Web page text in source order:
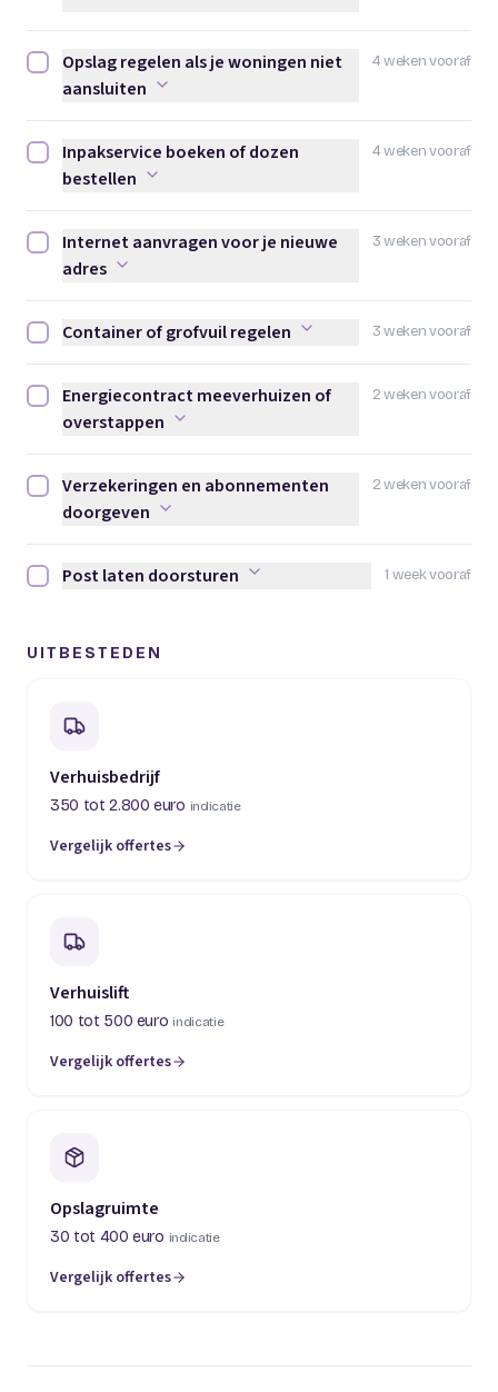
4 weken vooraf
Opslag regelen als je woningen niet aansluiten afvinken
Opslag regelen als je woningen niet
aansluiten
4 weken vooraf
Inpakservice boeken of dozen bestellen afvinken
Inpakservice boeken of dozen
bestellen
3 weken vooraf
Internet aanvragen voor je nieuwe adres afvinken
Internet aanvragen voor je nieuwe
adres
3 weken vooraf
Container of grofvuil regelen afvinken
Container of grofvuil regelen
2 weken vooraf
Energiecontract meeverhuizen of overstappen afvinken
Energiecontract meeverhuizen of
overstappen
2 weken vooraf
Verzekeringen en abonnementen doorgeven afvinken
Verzekeringen en abonnementen
doorgeven
1 week vooraf
Post laten doorsturen afvinken
Post laten doorsturen
UITBESTEDEN
Verhuisbedrijf
350 tot 2.800 euro indicatie
Vergelijk offertes
(opent in een nieuw tabblad)
Verhuislift
100 tot 500 euro indicatie
Vergelijk offertes
(opent in een nieuw tabblad)
Opslagruimte
30 tot 400 euro indicatie
Vergelijk offertes
(opent in een nieuw tabblad)